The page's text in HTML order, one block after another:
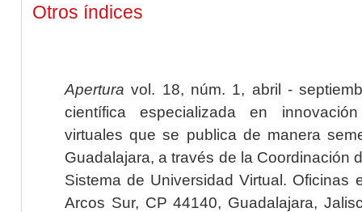
Otros índices
Apertura vol. 18, núm. 1, abril -
científica especializada en
virtuales que se publica de manera
Guadalajara, a través de la Coordinación
Sistema de Universidad Virtual. Oficinas
Arcos Sur, CP 44140, Guadalajara,